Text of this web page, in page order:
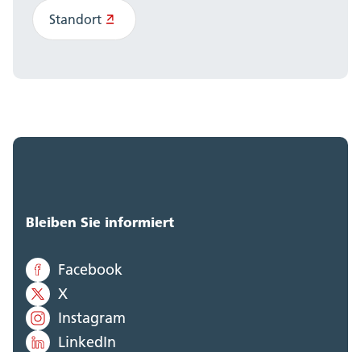
Standort
Bleiben Sie informiert
Facebook
X
Instagram
LinkedIn